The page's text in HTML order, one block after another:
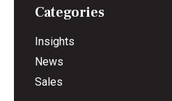
Categories
Insights
News
Sales